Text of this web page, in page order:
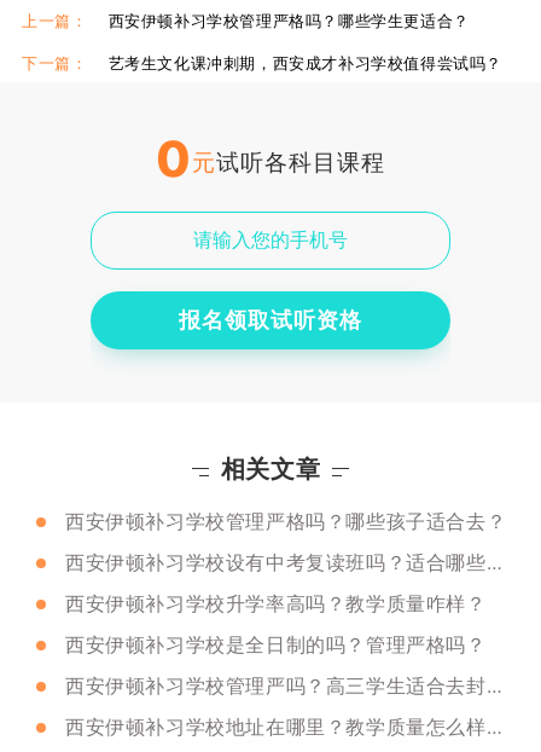
西安补习学校对比
上一篇： 西安伊顿补习学校管理严格吗？哪些学生更适合？
下一篇： 艺考生文化课冲刺期，西安成才补习学校值得尝试吗？
0元试听各科目课程
报名领取试听资格
相关文章
西安伊顿补习学校管理严格吗？哪些孩子适合去？
西安伊顿补习学校设有中考复读班吗？适合哪些学生去？
西安伊顿补习学校升学率高吗？教学质量咋样？
西安伊顿补习学校是全日制的吗？管理严格吗？
西安伊顿补习学校管理严吗？高三学生适合去封闭式学校吗？
西安伊顿补习学校地址在哪里？教学质量怎么样呢？